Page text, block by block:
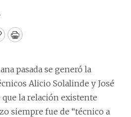
Print
pasada se generó la
Alicio Solalinde y José
que la relación existente
siempre fue de “técnico a